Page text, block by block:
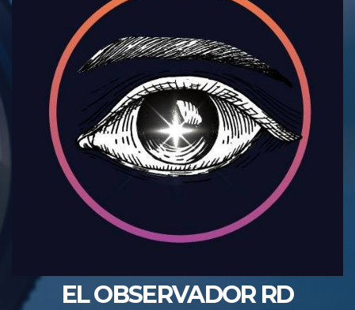
EL OBSERVADOR RD